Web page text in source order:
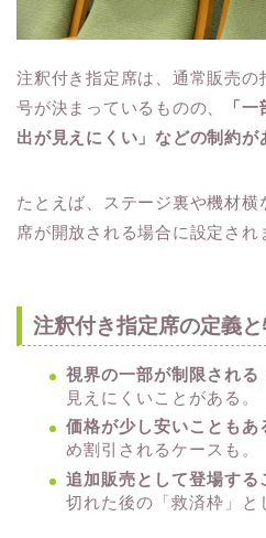
注釈付き指定席は、通常販売の
号が決まっているものの、
「
出が見えにくい」などの制約が
たとえば、ステージ裏や機材
席が開放される場合に設定され
注釈付き指定席の定義
視界の一部が制限される
見えにくいことがある。
価格が少し安いこともあ
め割引されるケースも。
追加販売として登場する
切れた後の「救済枠」と